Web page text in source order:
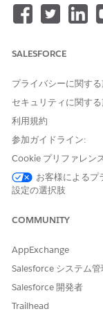
アプリケーショ
アプリケーショ
[モバイル]
ドキュメントを
[最終更新日] が
ファイルが生成
れます。
翻訳がキャッシ
しいメタデータ
Salesforce ヘル
この
SALESFORCE
プライバシーに関す
セキュリティに関す
利用規約
参加ガイドライン:
Cookie プリファレン
お客様によるプ
設定の選択肢
COMMUNITY
AppExchange
Salesforce システム
Salesforce 開発者
Trailhead